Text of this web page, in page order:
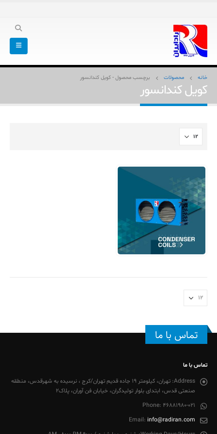
خانه محصولات برچسب محصول - کویل کندانسور
کویل کندانسور
تماس با ما
تماس با ما
Address:
تهران، کیلومتر 19 جاده قدیم تهران/کرج ، نرسیده به شهرقدس، منطقه
صنعتی قدس، ابتدای بلوار تولیدگران، خیابان فن آوران، پلاک2
Phone: 46881980-021
Email: info@radiran.com